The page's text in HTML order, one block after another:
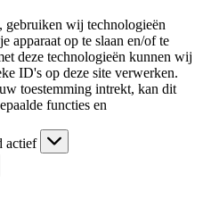
gebruiken wij technologieën
apparaat op te slaan en/of te
deze technologieën kunnen wij
ID's op deze site verwerken.
toestemming intrekt, kan dit
functies en
actief